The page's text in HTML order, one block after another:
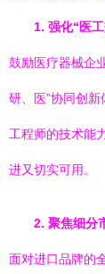
1. 强化“医
鼓励医疗器械企
研、医”协同创
工程师的技术能
进又切实可用。
2. 聚焦细分
面对进口品牌的